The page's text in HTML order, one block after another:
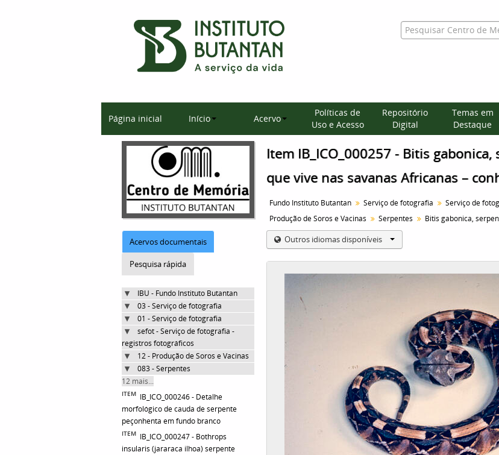
Página inicial Início Acervo
Políticas de
Uso e Acesso
Repositório
Digital
Temas em
Destaque
Acervos documentais
Pesquisa rápida
IBU - Fundo Instituto Butantan
03 - Serviço de fotografia
01 - Serviço de fotografia
sefot - Serviço de fotografia -
registros fotográficos
12 - Produção de Soros e Vacinas
083 - Serpentes
12 mais...
ITEM IB_ICO_000246 - Detalhe
morfológico de cauda de serpente
peçonhenta em fundo branco
ITEM IB_ICO_000247 - Bothrops
insularis (jararaca ilhoa) serpente
Item IB_ICO_000257 - Bitis
que vive nas savanas Africanas –
Fundo Instituto Butantan Serviço de fotografia Serviço de
Produção de Soros e Vacinas
Serpentes
Outros idiomas disponíveis